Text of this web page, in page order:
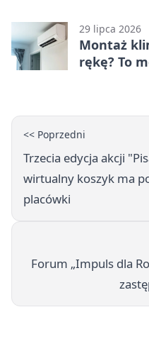
29 lipca 2026
Montaż
rękę? To
<< Poprzedni
Trzecia edycja akcji
wirtualny koszyk ma
placówki
Forum „Impuls dla